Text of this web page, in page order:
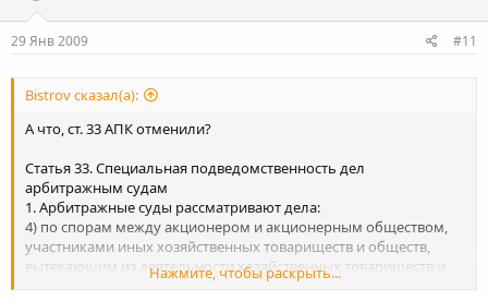
29 Янв 2009 #11
Bistrov сказал(а):
А что, ст. 33 АПК отменили?
Статья 33. Специальная подведомственность дел
арбитражным судам
1. Арбитражные суды рассматривают дела:
4) по спорам между акционером и акционерным обществом,
участниками иных хозяйственных товариществ и обществ,
вытекающим из деятельности хозяйственных товариществ и
обществ, за исключением трудовых споров.
Нажмите, чтобы раскрыть...